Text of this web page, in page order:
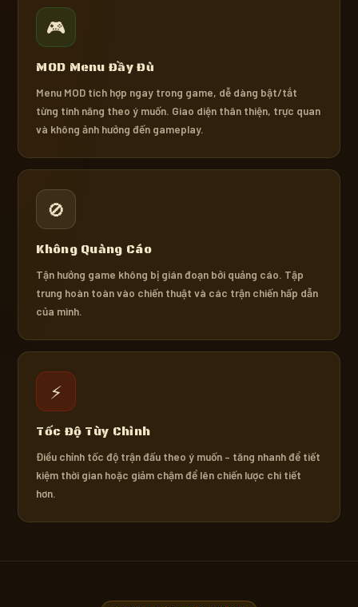
🎮
MOD Menu Đầy Đủ
Menu MOD tích hợp ngay trong game, dễ dàng bật/tắt
từng tính năng theo ý muốn. Giao diện thân thiện, trực quan
và không ảnh hưởng đến gameplay.
🚫
Không Quảng Cáo
Tận hưởng game không bị gián đoạn bởi quảng cáo. Tập
trung hoàn toàn vào chiến thuật và các trận chiến hấp dẫn
của mình.
⚡
Tốc Độ Tùy Chỉnh
Điều chỉnh tốc độ trận đấu theo ý muốn – tăng nhanh để tiết
kiệm thời gian hoặc giảm chậm để lên chiến lược chi tiết
hơn.